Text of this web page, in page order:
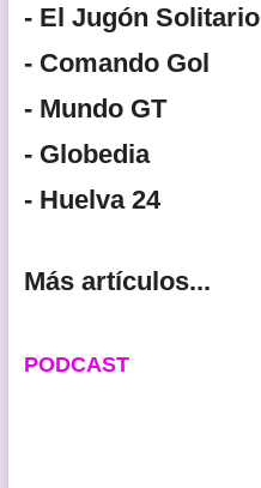
- El Jugón Solitario
- Comando Gol
- Mundo GT
- Globedia
- Huelva 24
Más artículos...
PODCAST